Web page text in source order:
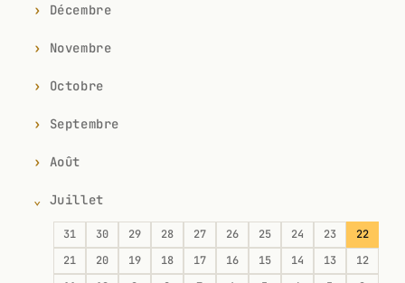
Décembre
Novembre
Octobre
Septembre
Août
Juillet
31 30 29 28 27 26 25 24 23
22
21
20 19 18 17 16 15 14 13
12